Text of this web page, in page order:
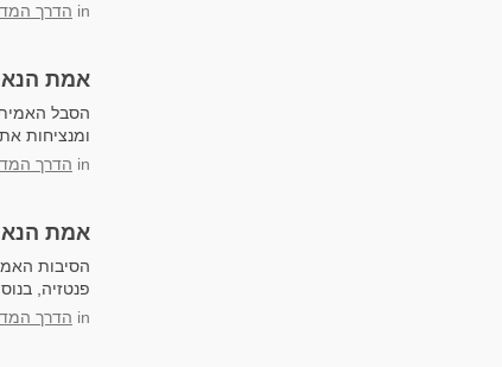
in הדרך
אמת
הסבל
ומנציחות
in הדרך
אמת
הסיבות
פנטזיה,
in הדרך